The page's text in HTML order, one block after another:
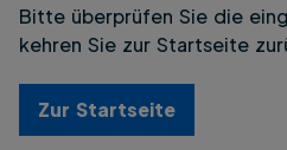
Bitte überprüfen Sie die
kehren Sie zur Startseite
Zur Startseite